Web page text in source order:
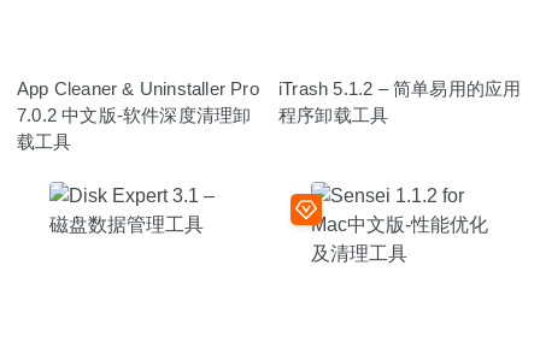
App Cleaner & Uninstaller Pro
7.0.2 中文版-软件深度清理卸
载工具
iTrash 5.1.2 – 简单易用的应用
程序卸载工具